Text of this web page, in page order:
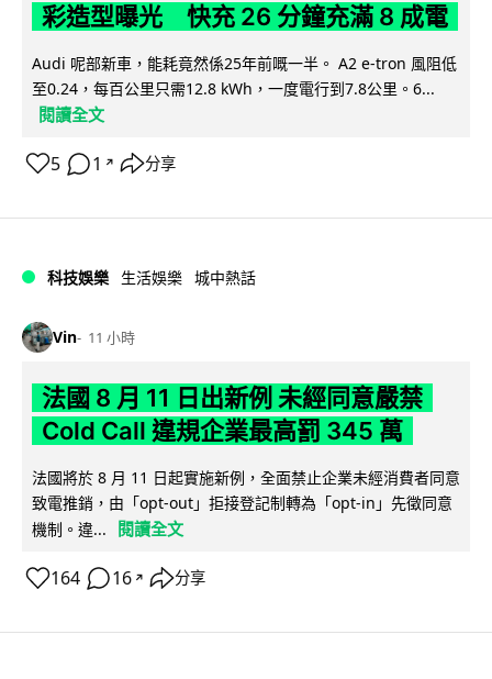
彩造型曝光 快充 26 分鐘充滿 8 成電
Audi 呢部新車，能耗竟然係25年前嘅一半。 A2 e-tron 風阻低
至0.24，每百公里只需12.8 kWh，一度電行到7.8公里。6...
閱讀全文
5 1 ↗ 分享
科技娛樂 生活娛樂 城中熱話
Vin 11 小時
法國 8 月 11 日出新例 未經同意嚴禁
Cold Call 違規企業最高罰 345 萬
法國將於 8 月 11 日起實施新例，全面禁止企業未經消費者同意
致電推銷，由「opt-out」拒接登記制轉為「opt-in」先徵同意
機制。違...
閱讀全文
164 16 ↗ 分享